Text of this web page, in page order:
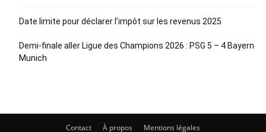
Date limite pour déclarer l’impôt sur les revenus 2025
Demi-finale aller Ligue des Champions 2026 : PSG 5 – 4 Bayern
Munich
Contact À propos Mentions légales